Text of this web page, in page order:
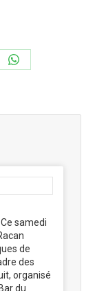
Partager
samedi
de
des
organisé
du